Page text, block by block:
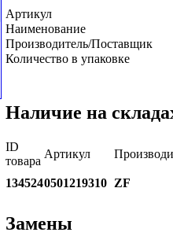
Артикул
Наименование
Производитель/Поставщик
Количество в упаковке
Наличие на
ID
товара
Артикул
1345240501219310 ZF
Замены